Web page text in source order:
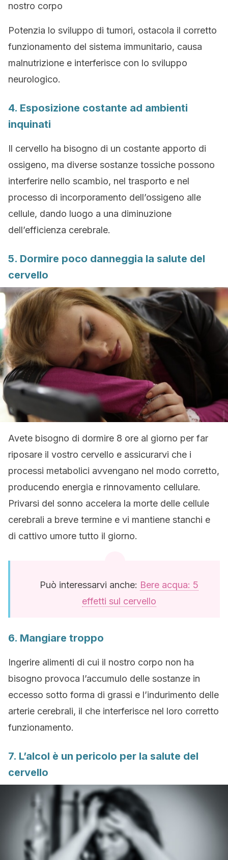
nostro corpo
Potenzia lo sviluppo di tumori, ostacola il corretto
funzionamento del sistema immunitario, causa
malnutrizione e interferisce con lo sviluppo
neurologico.
4. Esposizione costante ad ambienti
inquinati
Il cervello ha bisogno di un costante apporto di
ossigeno, ma diverse sostanze tossiche possono
interferire nello scambio, nel trasporto e nel
processo di incorporamento dell’ossigeno alle
cellule, dando luogo a una diminuzione
dell’efficienza cerebrale.
5. Dormire poco danneggia la salute del
cervello
Avete bisogno di dormire 8 ore al giorno per far
riposare il vostro cervello e assicurarvi che i
processi metabolici avvengano nel modo corretto,
producendo energia e rinnovamento cellulare.
Privarsi del sonno accelera la morte delle cellule
cerebrali a breve termine e vi mantiene stanchi e
di cattivo umore tutto il giorno.
Può interessarvi anche: Bere acqua: 5
effetti sul cervello
6. Mangiare troppo
Ingerire alimenti di cui il nostro corpo non ha
bisogno provoca l’accumulo delle sostanze in
eccesso sotto forma di grassi e l’indurimento delle
arterie cerebrali, il che interferisce nel loro corretto
funzionamento.
7. L’alcol è un pericolo per la salute del
cervello